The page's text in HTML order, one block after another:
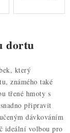
dortu
který
známého také
třené hmoty s
připravit
dávkováním
ideální volbou pro